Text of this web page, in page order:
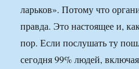
ларьков». Потому что
правда. Это настоящее и,
пор. Если послушать ту
сегодня 99% людей,